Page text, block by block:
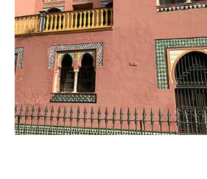
Costeros
COSTA
DEL
SOL
➜